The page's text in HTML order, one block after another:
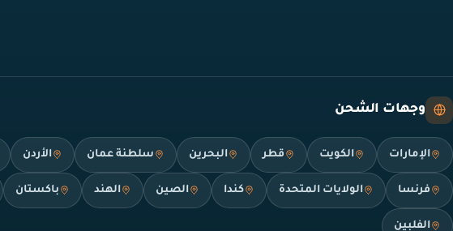
وجهات الشحن
الإمارات الكويت قطر البحرين سلطنة عمان الأردن
فرنسا الولايات المتحدة كندا الصين الهند باكستان
الفلبين